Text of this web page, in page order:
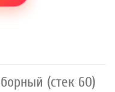
(стек 60)